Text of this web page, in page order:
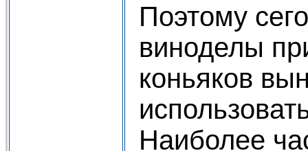
Поэтому
виноделы
коньяков
Наиболее